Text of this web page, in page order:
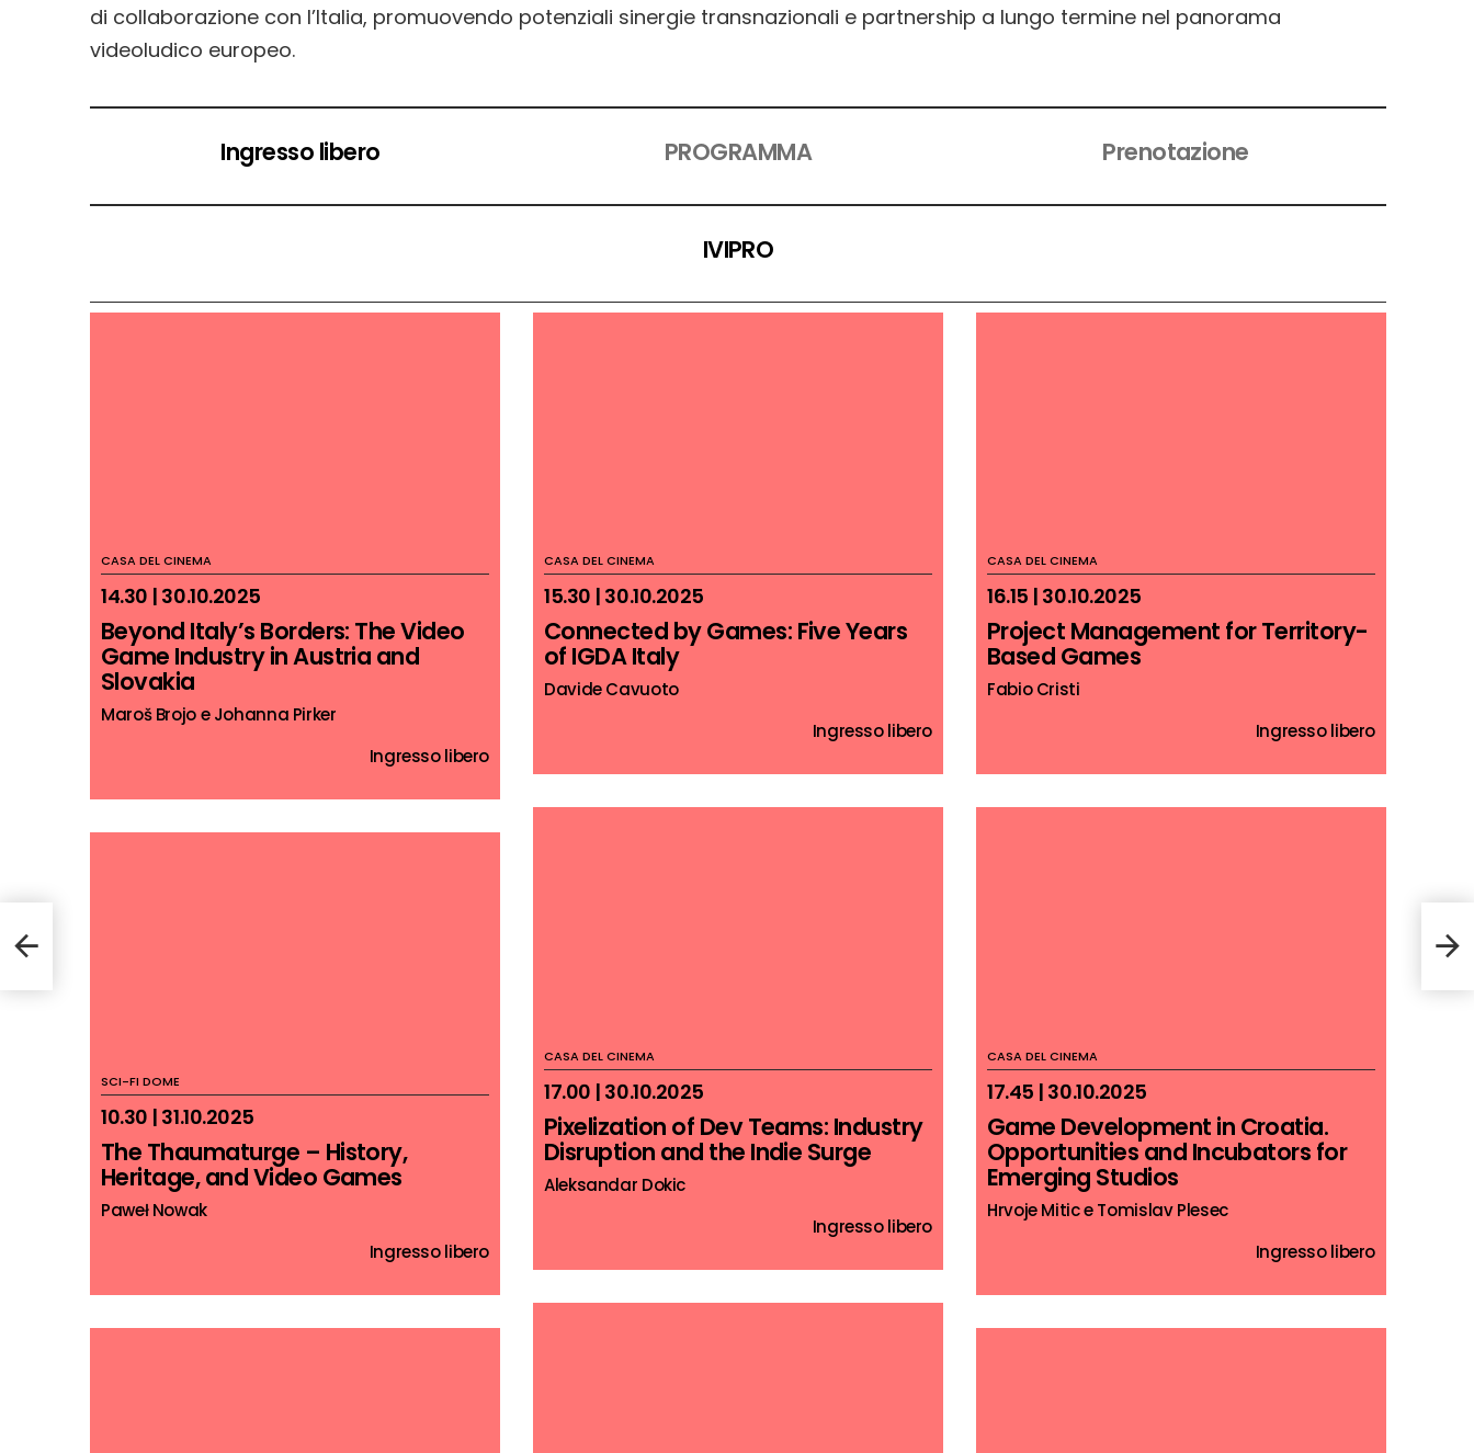
di collaborazione con l’Italia, promuovendo potenziali sinergie transnazionali e partnership a lungo termine nel panorama
videoludico europeo.
Ingresso libero PROGRAMMA Prenotazione
IVIPRO
CASA DEL CINEMA
14.30 | 30.10.2025
Beyond Italy’s Borders: The Video
Game Industry in Austria and
Slovakia
Maroš Brojo e Johanna Pirker
Ingresso libero
CASA DEL CINEMA
15.30 | 30.10.2025
Connected by Games: Five Years
of IGDA Italy
Davide Cavuoto
Ingresso libero
CASA DEL CINEMA
16.15 | 30.10.2025
Project Management for Territory-
Based Games
Fabio Cristi
Ingresso libero
CASA DEL CINEMA
17.00 | 30.10.2025
Pixelization of Dev Teams: Industry
Disruption and the Indie Surge
Aleksandar Dokic
Ingresso libero
CASA DEL CINEMA
17.45 | 30.10.2025
Game Development in Croatia.
Opportunities and Incubators for
Emerging Studios
Hrvoje Mitic e Tomislav Plesec
Ingresso libero
SCI-FI DOME
10.30 | 31.10.2025
The Thaumaturge – History,
Heritage, and Video Games
Paweł Nowak
Ingresso libero